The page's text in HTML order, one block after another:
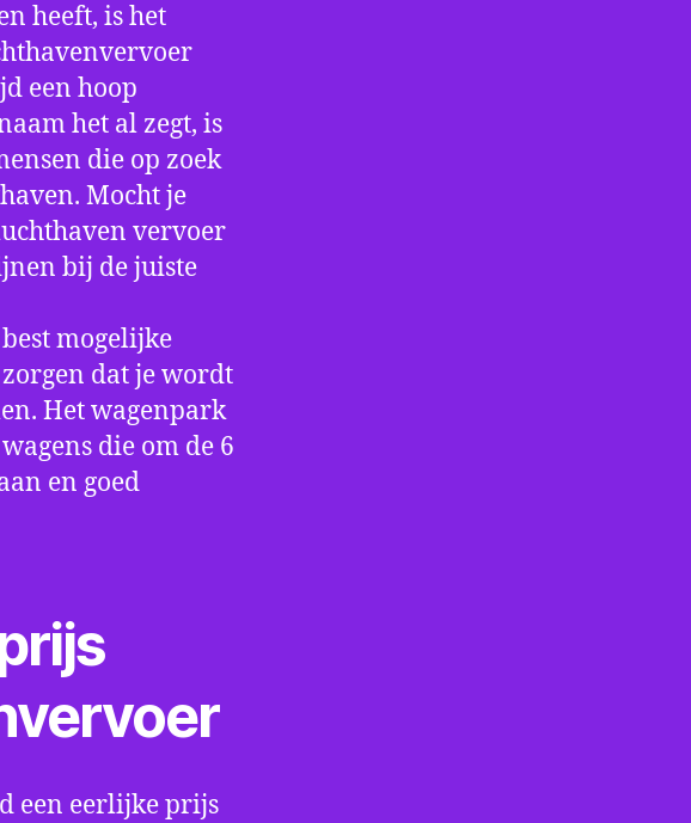
heeft, is het
een hoop
het al zegt, is
die op zoek
Mocht je
vervoer
bij de juiste
mogelijke
dat je wordt
Het wagenpark
die om de 6
en goed
een eerlijke prijs